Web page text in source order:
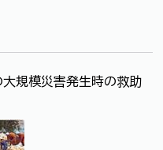
規模災害発生時の救助